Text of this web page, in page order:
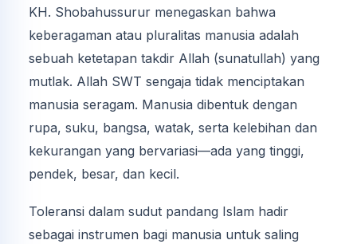
KH. Shobahussurur menegaskan bahwa
keberagaman atau pluralitas manusia adalah
sebuah ketetapan takdir Allah (sunatullah) yang
mutlak. Allah SWT sengaja tidak menciptakan
manusia seragam. Manusia dibentuk dengan
rupa, suku, bangsa, watak, serta kelebihan dan
kekurangan yang bervariasi—ada yang tinggi,
pendek, besar, dan kecil.
Toleransi dalam sudut pandang Islam hadir
sebagai instrumen bagi manusia untuk saling